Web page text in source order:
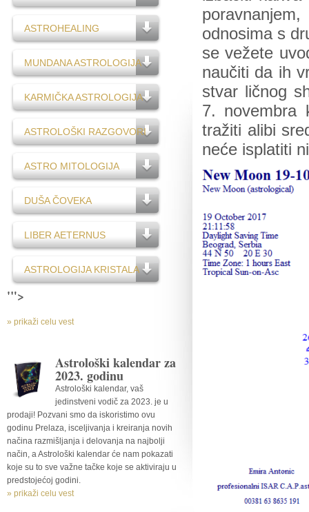
ASTROHEALING
MUNDANA ASTROLOGIJA
KARMIČKA ASTROLOGIJA
ASTROLOŠKI RAZGOVORI
ASTRO MITOLOGIJA
DUŠA ČOVEKA
LIBER AETERNUS
ASTROLOGIJA KRISTALA
'">
» prikaži celu vest
Astrološki kalendar za
2023. godinu
Astrološki kalendar, vaš
jedinstveni vodič za 2023. je u
prodaji! Pozvani smo da iskoristimo ovu
godinu Prelaza, isceljivanja i kreiranja novih
načina razmišljanja i delovanja na najbolji
način, a Astrološki kalendar će nam pokazati
koje su to sve važne tačke koje se aktiviraju u
predstojećoj godini.
» prikaži celu vest
odnosima s
se vežete
naučiti da ih
stvar ličnog
7. novembra
tražiti alibi
neće isplatiti